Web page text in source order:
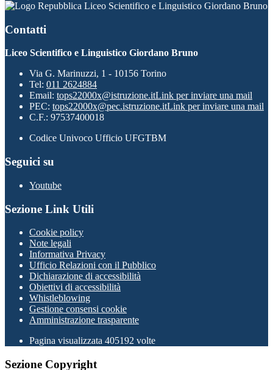
Liceo Scientifico e Linguistico Giordano Bruno
Contatti
Liceo Scientifico e Linguistico Giordano Bruno
Via G. Marinuzzi, 1 - 10156 Torino
Tel: 011 2624884
Email: tops22000x@istruzione.itLink per inviare una mail
PEC: tops22000x@pec.istruzione.itLink per inviare una mail
C.F.: 97537400018
Codice Univoco Ufficio UFGTBM
Seguici su
Youtube
Sezione Link Utili
Cookie policy
Note legali
Informativa Privacy
Ufficio Relazioni con il Pubblico
Dichiarazione di accessibilità
Obiettivi di accessibilità
Whistleblowing
Gestione consensi cookie
Amministrazione trasparente
Pagina visualizzata 405192 volte
Sezione Copyright